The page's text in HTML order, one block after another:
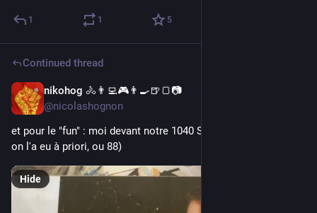
1 1 5
Continued thread
nikohog 🚴👨‍💻🎮👨‍🍳🍺🍞📷
@nicolashognon
et pour le "fun" : moi devant notre 1040 STF en 1989 (noël où
on l'a eu à priori, ou 88)
Hide